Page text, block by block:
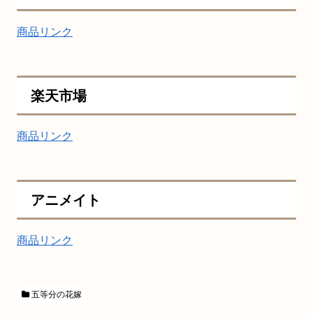
商品リンク
楽天市場
商品リンク
アニメイト
商品リンク
五等分の花嫁